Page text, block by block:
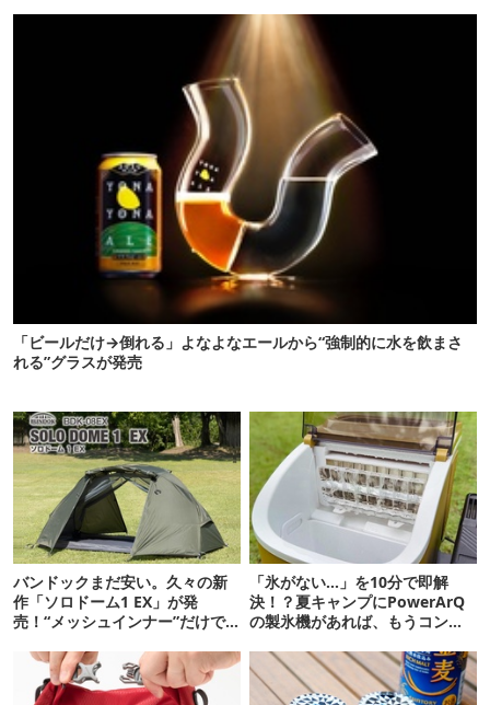
「ビールだけ→倒れる」よなよなエールから“強制的に水を飲まさ
れる”グラスが発売
バンドックまだ安い。久々の新
作「ソロドーム1 EX」が発
売！“メッシュインナー”だけで
「氷がない…」を10分で即解
決！？夏キャンプにPowerArQ
の製氷機があれば、もうコンビ